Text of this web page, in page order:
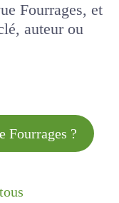
Fourrages, et
auteur ou